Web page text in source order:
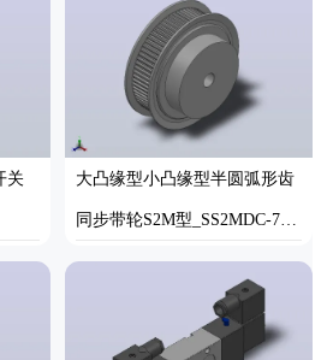
关 大凸缘型小凸缘型半圆弧形齿
同步带轮S2M型_SS2MDC-72-
10-dc6-A
SOLIDWORKS